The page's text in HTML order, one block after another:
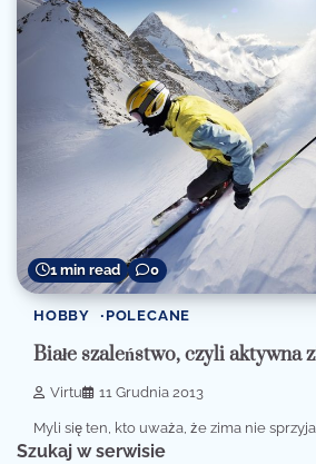
1 min read 0
HOBBY POLECANE
Białe szaleństwo, czyli aktywna
Virtu 11 Grudnia 2013
Myli się ten, kto uważa, że zima nie
Szukaj w serwisie